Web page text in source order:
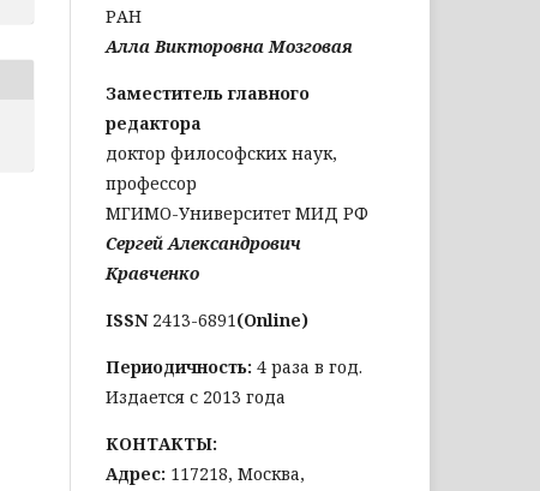
РАН
Алла Викторовна Мозговая
Заместитель главного
редактора
доктор философских наук,
профессор
МГИМО-Университет МИД РФ
Сергей Александрович
Кравченко
ISSN 2413-6891(Online)
Периодичность: 4 раза в год.
Издается с 2013 года
КОНТАКТЫ:
Адрес: 117218, Москва,